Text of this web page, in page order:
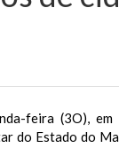
feira (3O),
do Estado do